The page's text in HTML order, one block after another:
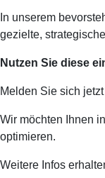
In unserem
gezielte,
Nutzen Sie diese
Melden Sie sich
Wir möchten Ihnen
optimieren.
Weitere Infos